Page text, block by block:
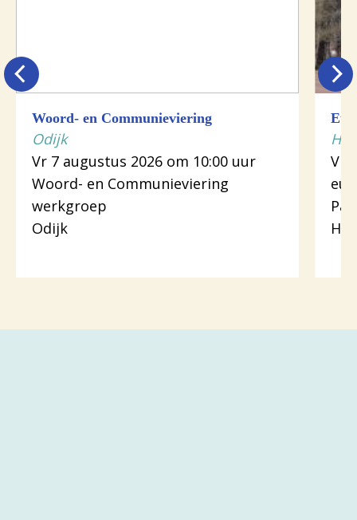
Woord- en Communieviering
Odijk
Vr 7 augustus 2026 om 10:00 uur
Woord- en Communieviering
werkgroep
Odijk
Vr